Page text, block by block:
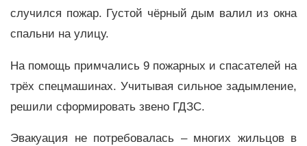
случился пожар. Густой чёрный дым валил из окна
спальни на улицу.
На помощь примчались 9 пожарных и спасателей на
трёх спецмашинах. Учитывая сильное задымление,
решили сформировать звено ГДЗС.
Эвакуация не потребовалась – многих жильцов в